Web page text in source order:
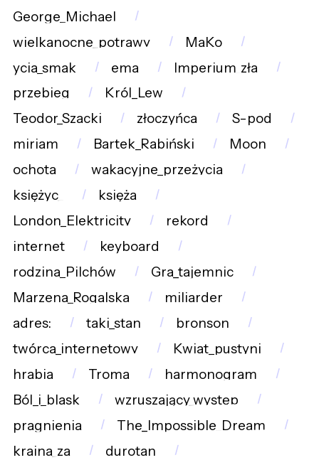
George_Michael
wielkanocne_potrawy
MaKo
ycia_smak
ema
Imperium_zła
przebieg
Król_Lew
Teodor_Szacki
złoczyńca
S-pod
miriam
Bartek_Rabiński
Moon
ochota
wakacyjne_przeżycia
księżyc_
księża
London_Elektricity
rekord
internet
keyboard
rodzina_Pilchów
Gra_tajemnic
Marzena_Rogalska
miliarder
adres:
taki_stan
bronson
twórca_internetowy
Kwiat_pustyni
hrabia
Troma
harmonogram
Ból_i_blask
wzruszający_występ
pragnienia
The_Impossible_Dream
kraina_za
durotan